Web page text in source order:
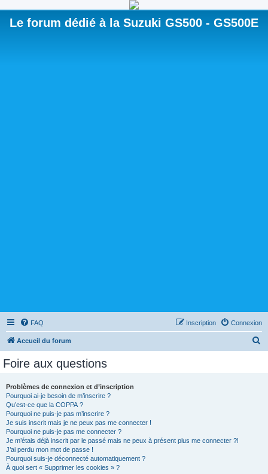
Le forum dédié à la Suzuki GS500 - GS500E
FAQ Connexion
Inscription
Accueil du forum
Foire aux questions
Problèmes de connexion et d’inscription
Pourquoi ai-je besoin de m’inscrire ?
Qu’est-ce que la COPPA ?
Pourquoi ne puis-je pas m’inscrire ?
Je suis inscrit mais je ne peux pas me connecter !
Pourquoi ne puis-je pas me connecter ?
Je m’étais déjà inscrit par le passé mais ne peux à présent plus me connecter ?!
J’ai perdu mon mot de passe !
Pourquoi suis-je déconnecté automatiquement ?
À quoi sert « Supprimer les cookies » ?